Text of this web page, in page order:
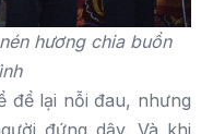
hương chia buồn
để lại nỗi đau, nhưng